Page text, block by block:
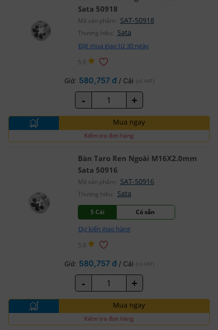
Sata 50918
Mã sản phẩm: SAT-50918
Thương hiệu: Sata
Đặt mua giao từ 30 ngày
5.0
Giá: 580,757 đ / Cái (có VAT)
- +
Mua ngay
Kiểm tra đơn hàng
Bàn Taro Ren Ngoài M16X2.0mm
Sata 50916
Mã sản phẩm: SAT-50916
Thương hiệu: Sata
5 Cái Có sẵn
Dự kiến giao hàng
5.0
Giá: 580,757 đ / Cái (có VAT)
- +
Mua ngay
Kiểm tra đơn hàng